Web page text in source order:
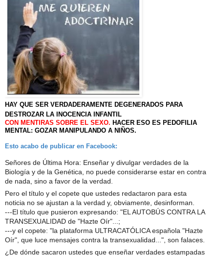
HAY QUE SER VERDADERAMENTE DEGENERADOS PARA
DESTROZAR LA INOCENCIA INFANTIL
CON MENTIRAS SOBRE EL SEXO. HACER ESO ES PEDOFILIA
MENTAL: GOZAR MANIPULANDO A NIÑOS.
Esto acabo de publicar en Facebook:
Señores de Última Hora: Enseñar y divulgar verdades de la
Biología y de la Genética, no puede considerarse estar en contra
de nada, sino a favor de la verdad.
Pero el título y el copete que ustedes redactaron para esta
noticia no se ajustan a la verdad y, obviamente, desinforman.
---El título que pusieron expresando: "EL AUTOBÚS CONTRA LA
TRANSEXUALIDAD de "Hazte Oír"...;
---y el copete: "la plataforma ULTRACATÓLICA española "Hazte
Oír", que luce mensajes contra la transexualidad...", son falaces.
¿De dónde sacaron ustedes que enseñar verdades estampadas